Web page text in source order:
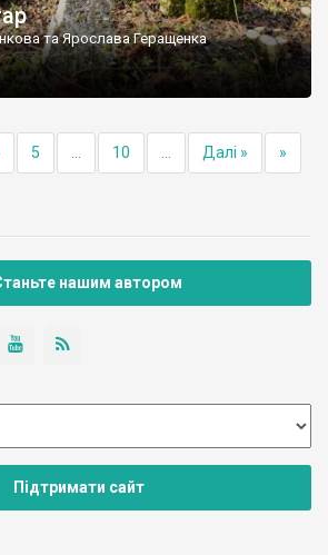
та Ярослава Геращенка
5 10 Далі » »
нашим автором
Підтримати сайт